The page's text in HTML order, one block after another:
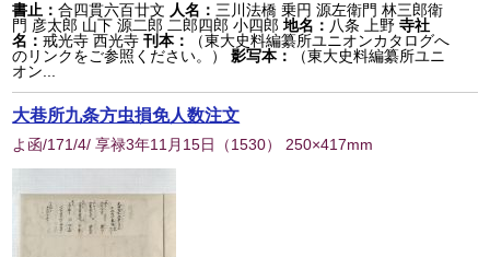
書止：合四貫六百廿文 人名： 三川法橋 乗円 源左衛門 林三郎衛
門 彦太郎 山下 源二郎 二郎四郎 小四郎 地名： 八条 上野 寺社
名：戒光寺 西光寺 刊本：
（東大史料編纂所ユニオンカタログへ
のリンクをご参照ください。）
影写本：
（東大史料編纂所ユニ
オン...
大巷所九条方虫損免人数注文
よ函/171/4/ 享禄3年11月15日 （1530） 250×417mm